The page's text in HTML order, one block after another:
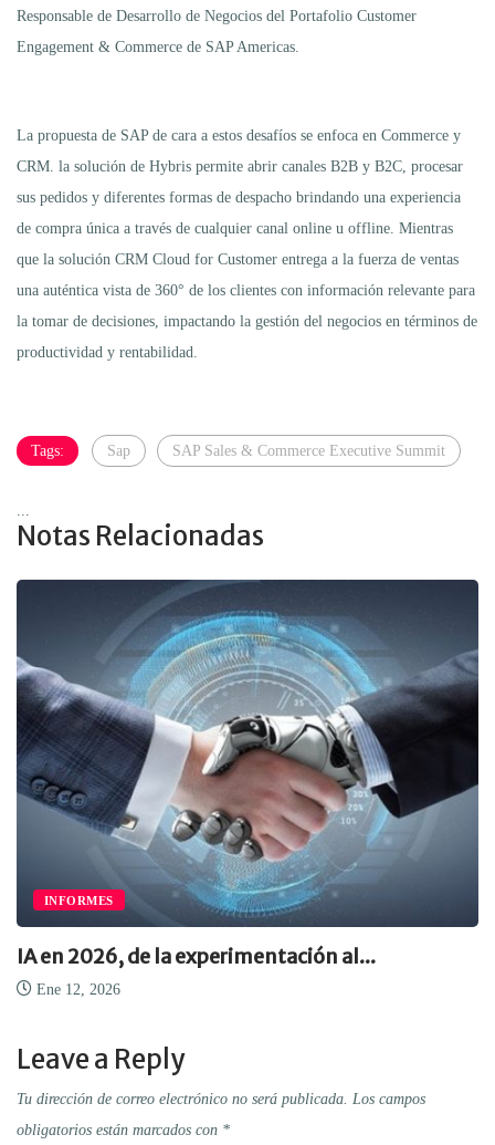
Responsable de Desarrollo de Negocios del Portafolio Customer
Engagement & Commerce de SAP Americas.
La propuesta de SAP de cara a estos desafíos se enfoca en Commerce y
CRM. la solución de Hybris permite abrir canales B2B y B2C, procesar
sus pedidos y diferentes formas de despacho brindando una experiencia
de compra única a través de cualquier canal online u offline. Mientras
que la solución CRM Cloud for Customer entrega a la fuerza de ventas
una auténtica vista de 360° de los clientes con información relevante para
la tomar de decisiones, impactando la gestión del negocios en términos de
productividad y rentabilidad.
Tags: Sap SAP Sales & Commerce Executive Summit
Notas Relacionadas
INFORMES
IA en 2026, de la experimentación al...
Ene 12, 2026
Leave a Reply
Tu dirección de correo electrónico no será publicada. Los campos
obligatorios están marcados con *